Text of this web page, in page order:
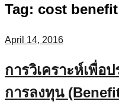
Tag: cost
April 14, 2016
การวิเคราะห์เพื่อ
การลงทุน